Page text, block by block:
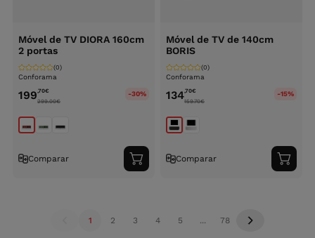
Móvel de TV DIORA 160cm
2 portas
Conforama
(0)
199,70€
299.00€
-30%
Comparar
Adicionar
ao
Móvel de TV de 140cm
BORIS
Conforama
(0)
134,70€
159.70€
-15%
Comparar
ao
1 2 3 4 5 ... 78